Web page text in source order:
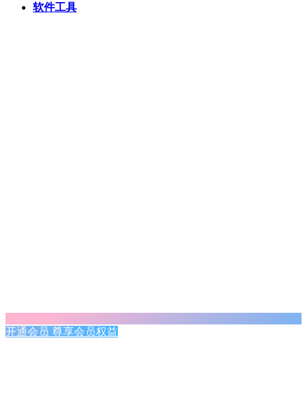
软件工具
开通会员 尊享会员权益